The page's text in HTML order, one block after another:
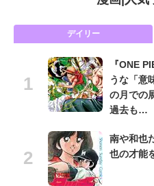
デイリー
『ONE
うな「意
の月での
過去も…
南や和也
也の才能